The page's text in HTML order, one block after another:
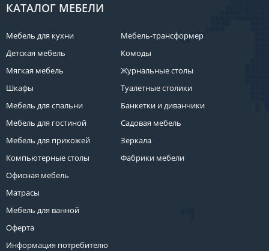
КАТАЛОГ МЕБЕЛИ
Мебель для кухни
Детская мебель
Мягкая мебель
Шкафы
Мебель для спальни
Мебель для гостиной
Мебель для прихожей
Компьютерные столы
Офисная мебель
Матрасы
Мебель для ванной
Оферта
Информация потребителю
Мебель-трансформер
Комоды
Журнальные столы
Туалетные столики
Банкетки и диванчики
Садовая мебель
Зеркала
Фабрики мебели